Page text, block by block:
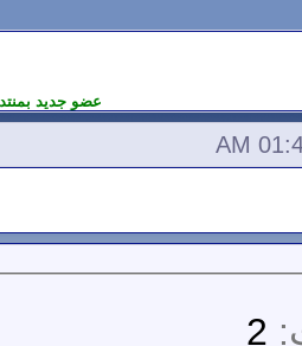
عضو جديد
01:43